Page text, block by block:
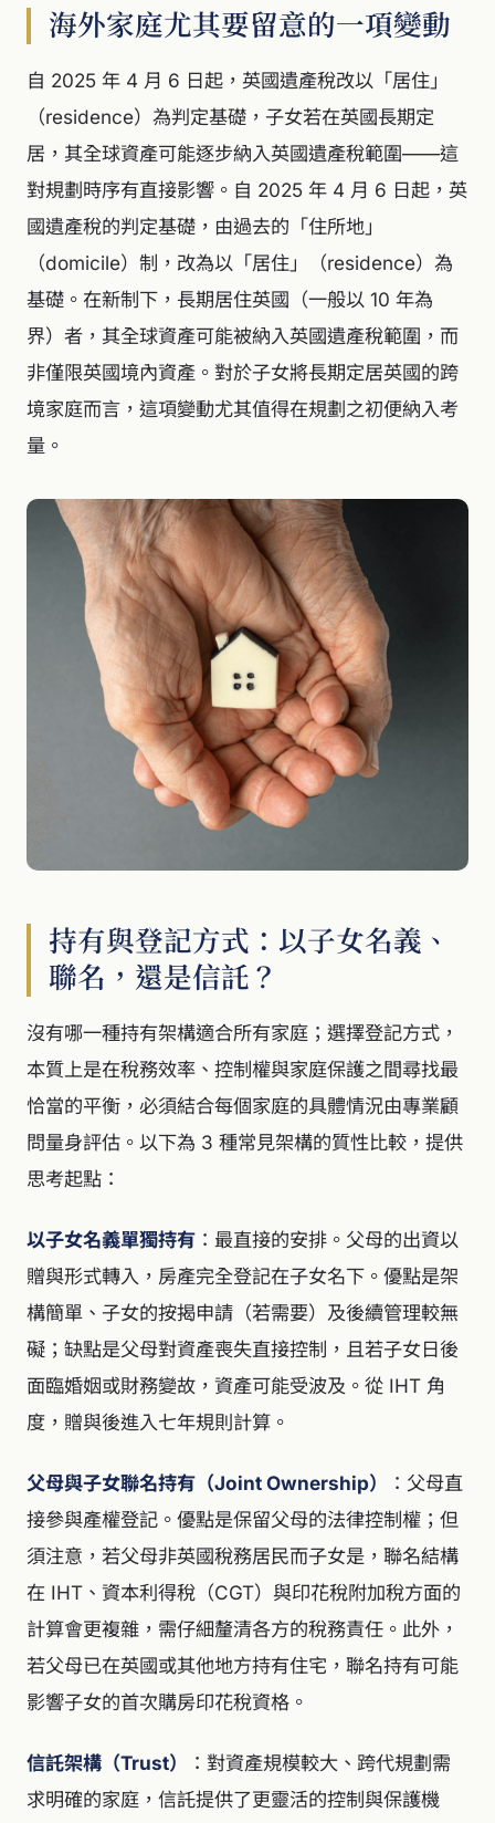
海外家庭尤其要留意的一項變動
自 2025 年 4 月 6 日起，英國遺產稅改以「居住」
（residence）為判定基礎，子女若在英國長期定
居，其全球資產可能逐步納入英國遺產稅範圍——這
對規劃時序有直接影響。自 2025 年 4 月 6 日起，英
國遺產稅的判定基礎，由過去的「住所地」
（domicile）制，改為以「居住」（residence）為
基礎。在新制下，長期居住英國（一般以 10 年為
界）者，其全球資產可能被納入英國遺產稅範圍，而
非僅限英國境內資產。對於子女將長期定居英國的跨
境家庭而言，這項變動尤其值得在規劃之初便納入考
量。
持有與登記方式：以子女名義、
聯名，還是信託？
沒有哪一種持有架構適合所有家庭；選擇登記方式，
本質上是在稅務效率、控制權與家庭保護之間尋找最
恰當的平衡，必須結合每個家庭的具體情況由專業顧
問量身評估。以下為 3 種常見架構的質性比較，提供
思考起點：
以子女名義單獨持有 ：最直接的安排。父母的出資以
贈與形式轉入，房產完全登記在子女名下。優點是架
構簡單、子女的按揭申請（若需要）及後續管理較無
礙；缺點是父母對資產喪失直接控制，且若子女日後
面臨婚姻或財務變故，資產可能受波及。從 IHT 角
度，贈與後進入七年規則計算。
父母與子女聯名持有（Joint Ownership）
：父母直
接參與產權登記。優點是保留父母的法律控制權；但
須注意，若父母非英國稅務居民而子女是，聯名結構
在 IHT、資本利得稅（CGT）與印花稅附加稅方面的
計算會更複雜，需仔細釐清各方的稅務責任。此外，
若父母已在英國或其他地方持有住宅，聯名持有可能
影響子女的首次購房印花稅資格。
信託架構（Trust）
：對資產規模較大、跨代規劃需
求明確的家庭，信託提供了更靈活的控制與保護機